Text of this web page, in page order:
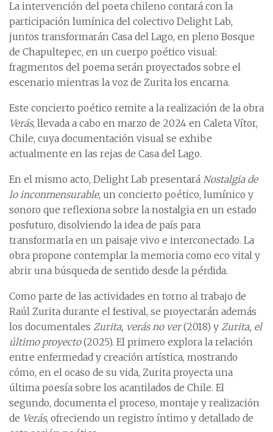
La intervención del poeta chileno contará con la
participación lumínica del colectivo Delight Lab,
juntos transformarán Casa del Lago, en pleno Bosque
de Chapultepec, en un cuerpo poético visual:
fragmentos del poema serán proyectados sobre el
escenario mientras la voz de Zurita los encarna.
Este concierto poético remite a la realización de la obra
Verás, llevada a cabo en marzo de 2024 en Caleta Vítor,
Chile, cuya documentación visual se exhibe
actualmente en las rejas de Casa del Lago.
En el mismo acto, Delight Lab presentará Nostalgia de
lo inconmensurable, un concierto poético, lumínico y
sonoro que reflexiona sobre la nostalgia en un estado
posfuturo, disolviendo la idea de país para
transformarla en un paisaje vivo e interconectado. La
obra propone contemplar la memoria como eco vital y
abrir una búsqueda de sentido desde la pérdida.
Como parte de las actividades en torno al trabajo de
Raúl Zurita durante el festival, se proyectarán además
los documentales Zurita, verás no ver(2018) y Zurita, el
último proyecto(2025). El primero explora la relación
entre enfermedad y creación artística, mostrando
cómo, en el ocaso de su vida, Zurita proyecta una
última poesía sobre los acantilados de Chile. El
segundo, documenta el proceso, montaje y realización
de Verás, ofreciendo un registro íntimo y detallado de